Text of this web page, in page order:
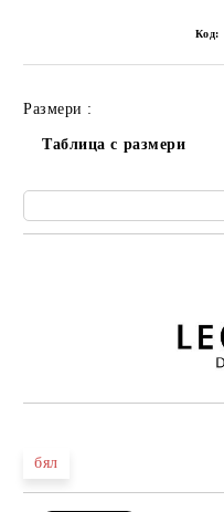
Код:
Размери :
Таблица с размери
бял